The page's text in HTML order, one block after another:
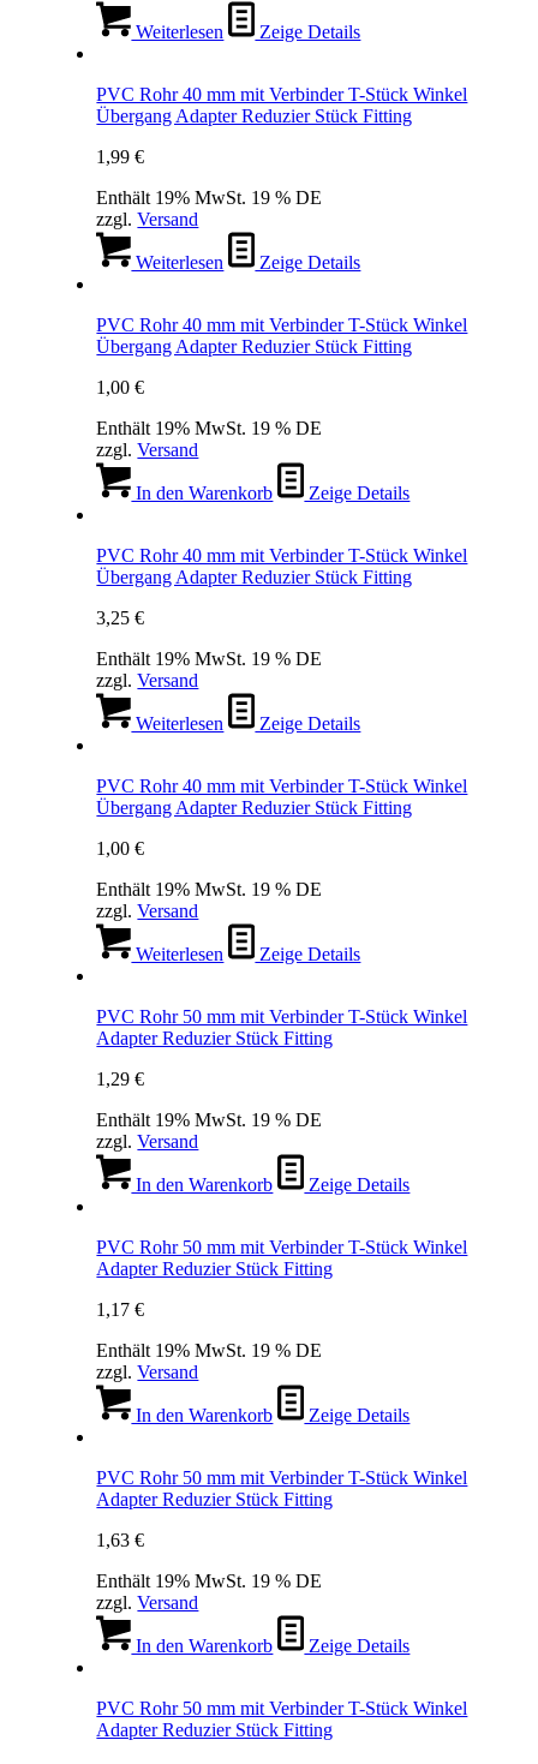
Weiterlesen Zeige Details
PVC Rohr 40 mm mit Verbinder T-Stück Winkel
Übergang Adapter Reduzier Stück Fitting
1,99€
Enthält 19% MwSt. 19 % DE
zzgl.Versand
Weiterlesen Zeige Details
PVC Rohr 40 mm mit Verbinder T-Stück Winkel
Übergang Adapter Reduzier Stück Fitting
1,00€
Enthält 19% MwSt. 19 % DE
zzgl.Versand
In den Warenkorb Zeige Details
PVC Rohr 40 mm mit Verbinder T-Stück Winkel
Übergang Adapter Reduzier Stück Fitting
3,25€
Enthält 19% MwSt. 19 % DE
zzgl.Versand
Weiterlesen Zeige Details
PVC Rohr 40 mm mit Verbinder T-Stück Winkel
Übergang Adapter Reduzier Stück Fitting
1,00€
Enthält 19% MwSt. 19 % DE
zzgl.Versand
Weiterlesen Zeige Details
PVC Rohr 50 mm mit Verbinder T-Stück Winkel
Adapter Reduzier Stück Fitting
1,29€
Enthält 19% MwSt. 19 % DE
zzgl.Versand
In den Warenkorb Zeige Details
PVC Rohr 50 mm mit Verbinder T-Stück Winkel
Adapter Reduzier Stück Fitting
1,17€
Enthält 19% MwSt. 19 % DE
zzgl.Versand
In den Warenkorb Zeige Details
PVC Rohr 50 mm mit Verbinder T-Stück Winkel
Adapter Reduzier Stück Fitting
1,63€
Enthält 19% MwSt. 19 % DE
zzgl.Versand
In den Warenkorb Zeige Details
PVC Rohr 50 mm mit Verbinder T-Stück Winkel
Adapter Reduzier Stück Fitting